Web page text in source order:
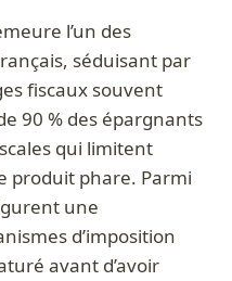
l’un des
séduisant par
fiscaux souvent
90 % des épargnants
qui limitent
produit phare. Parmi
une
d’imposition
avant d’avoir